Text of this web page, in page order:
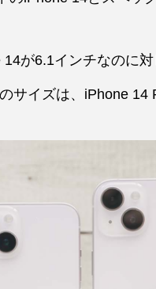
が6.1インチなのに
サイズは、iPhone 14